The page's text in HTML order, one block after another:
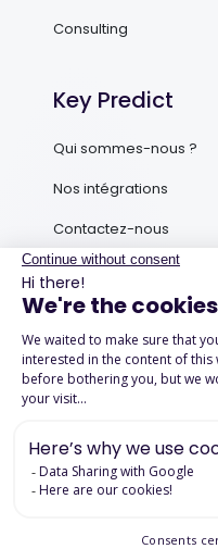
Consulting
Key Predict
Qui sommes-nous ?
Nos intégrations
Contactez-nous
Mentions légales